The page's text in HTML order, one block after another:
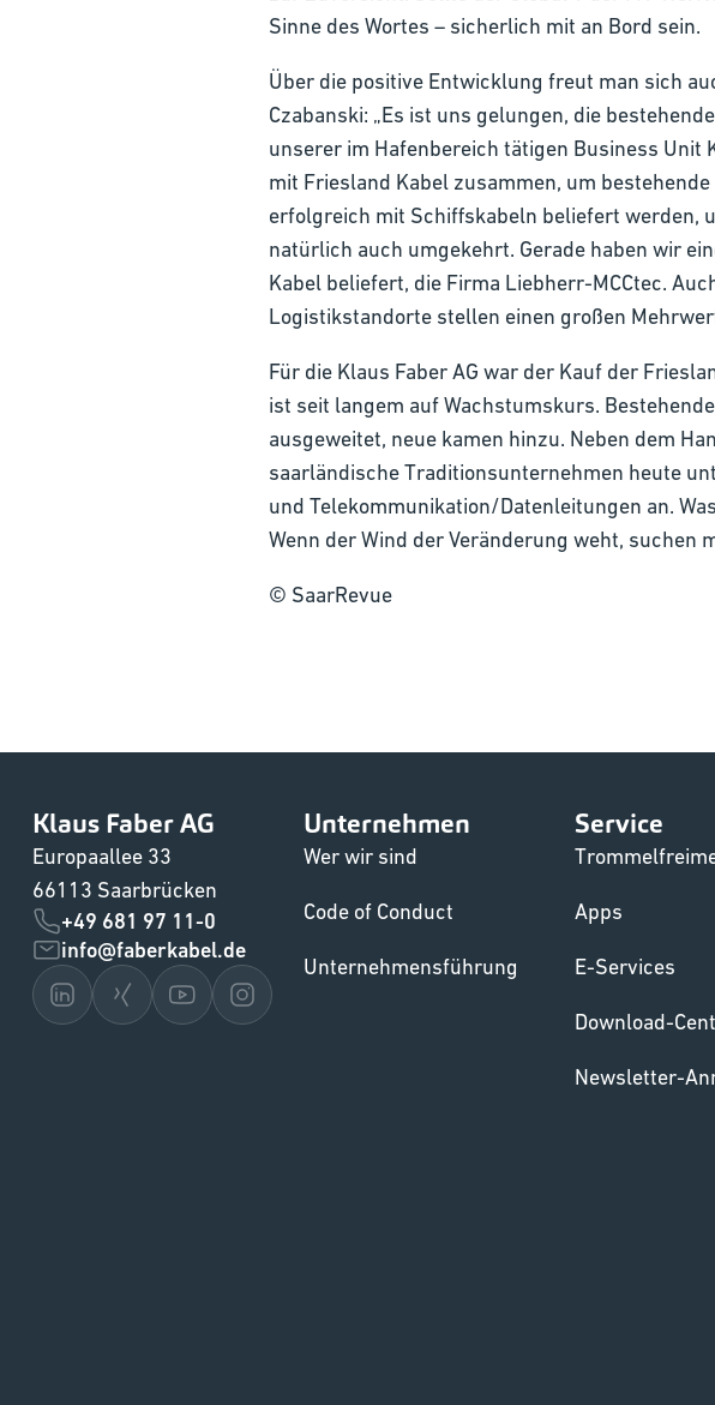
Sinne des Wortes – sicherlich mit an Bord sein.
Über die positive Entwicklung freut man sich
Czabanski: „Es ist uns gelungen, die
unserer im Hafenbereich tätigen Business Unit
mit Friesland Kabel zusammen, um
erfolgreich mit Schiffskabeln beliefert werden,
natürlich auch umgekehrt. Gerade haben wir
Kabel beliefert, die Firma Liebherr-MCCtec.
Logistikstandorte stellen einen großen
Für die Klaus Faber AG war der Kauf der
ist seit langem auf Wachstumskurs.
ausgeweitet, neue kamen hinzu. Neben dem
saarländische Traditionsunternehmen heute
und Telekommunikation/Datenleitungen an.
Wenn der Wind der Veränderung weht, suchen
© SaarRevue
Klaus Faber AG
Europaallee 33
66113 Saarbrücken
+49 681 97 11-0
info@faberkabel.de
Unternehmen
Wer wir sind
Code of Conduct
Unternehmensführung
Service
Apps
E-Services
Download-
Newsletter-